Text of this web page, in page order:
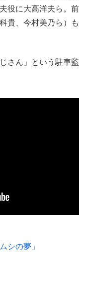
役に大高洋夫ら。前
貴、今村美乃ら）も
さん」という駐車監
シの夢」